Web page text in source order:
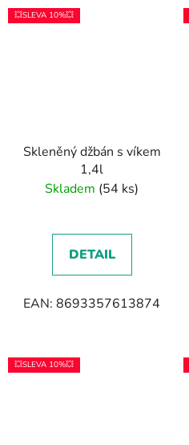
💥SLEVA 10%💥
Skleněný džbán s víkem
1,4l
Skladem (54 ks)
DETAIL
EAN: 8693357613874
💥SLEVA 10%💥